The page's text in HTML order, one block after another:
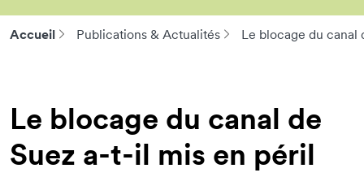
Accueil Publications & Actualités Le blocage du canal
Le blocage du canal de
Suez a-t-il mis en péril